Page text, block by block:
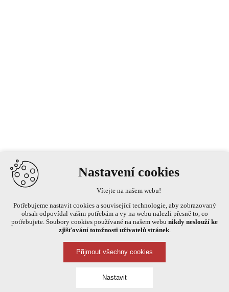
Nastavení cookies
Vítejte na našem webu!
Potřebujeme nastavit cookies a související technologie, aby zobrazovaný
obsah odpovídal vašim potřebám a vy na webu nalezli přesně to, co
potřebujete. Soubory cookies používané na našem webu nikdy neslouží ke
zjišťování totožnosti uživatelů stránek.
Přijmout všechny cookies
Nastavit